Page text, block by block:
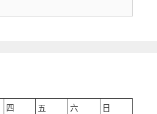
四 五 六
日